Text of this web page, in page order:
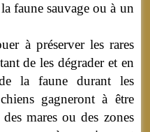
faune sauvage ou à un
à préserver les rares
de les dégrader et en
la faune durant les
gagneront à être
mares ou des zones